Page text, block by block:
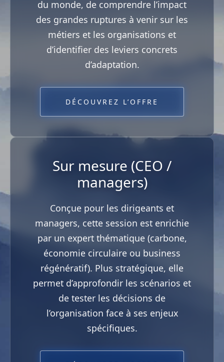
du monde, de comprendre l’impact
des grandes ruptures à venir sur les
métiers et les organisations et
d’identifier des leviers concrets
d’adaptation.
DÉCOUVREZ L’OFFRE
Sur mesure (CEO /
managers)
Conçue pour les dirigeants et
managers, cette session est enrichie
par un expert thématique (carbone,
économie circulaire ou business
régénératif). Plus stratégique, elle
permet d’approfondir les scénarios et
de tester les décisions de
l’organisation face à ses enjeux
spécifiques.